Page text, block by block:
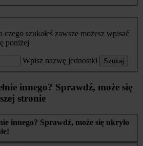
czego szukałeś zawsze możesz wpisać
poniżej
Wpisz nazwę jednostki Szukaj
innego? Sprawdź, może się
stronie
innego? Sprawdź, może się ukryło